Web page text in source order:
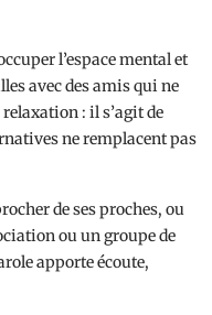
l’espace mental et
avec des amis qui ne
: il s’agit de
ne remplacent pas
de ses proches, ou
ou un groupe de
apporte écoute,